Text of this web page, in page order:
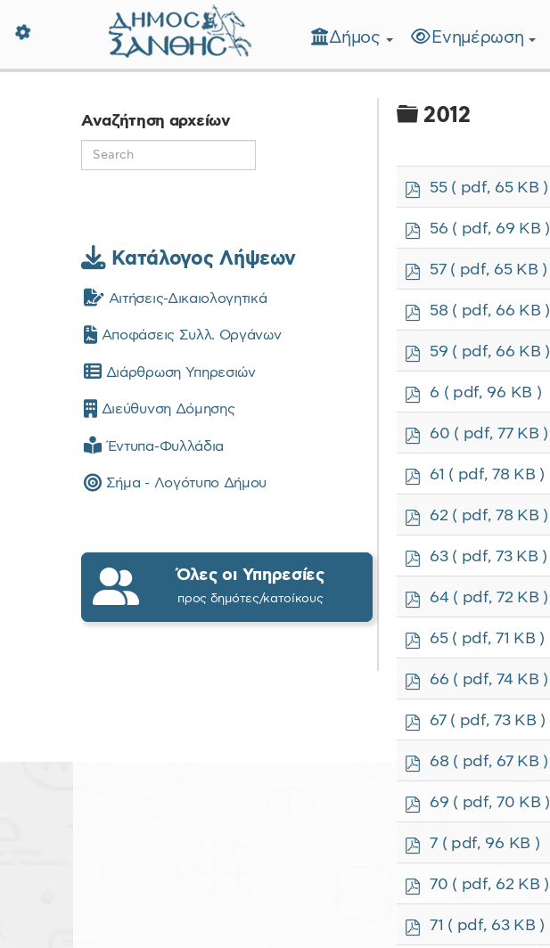
Δήμος Ξάνθης - Επίσημη Ιστοσελίδα
Δήμος Ενημέρωση
Φάκελος
2012
p
55 ( pdf, 65 KB )
p
56 ( pdf, 69 KB )
p
57 ( pdf, 65 KB )
p
58 ( pdf, 66 KB )
p
59 ( pdf, 66 KB )
p
6 ( pdf, 96 KB )
p
60 ( pdf, 77 KB )
p
61 ( pdf, 78 KB )
p
62 ( pdf, 78 KB )
p
63 ( pdf, 73 KB )
p
64 ( pdf, 72 KB )
p
65 ( pdf, 71 KB )
p
66 ( pdf, 74 KB )
p
67 ( pdf, 73 KB )
p
68 ( pdf, 67 KB )
p
f
69 ( pdf, 70 KB )
p
f
7 ( pdf, 96 KB )
p
f
70 ( pdf, 62 KB )
p
71 ( pdf, 63 KB )
Αναζήτηση αρχείων
Κατάλογος Λήψεων
Αιτήσεις-Δικαιολογητικά
Αποφάσεις Συλλ. Οργάνων
Διάρθρωση Υπηρεσιών
Διεύθυνση Δόμησης
Έντυπα-Φυλλάδια
Σήμα - Λογότυπο Δήμου
Όλες οι Υπηρεσίες
προς δημότες/κατοίκους